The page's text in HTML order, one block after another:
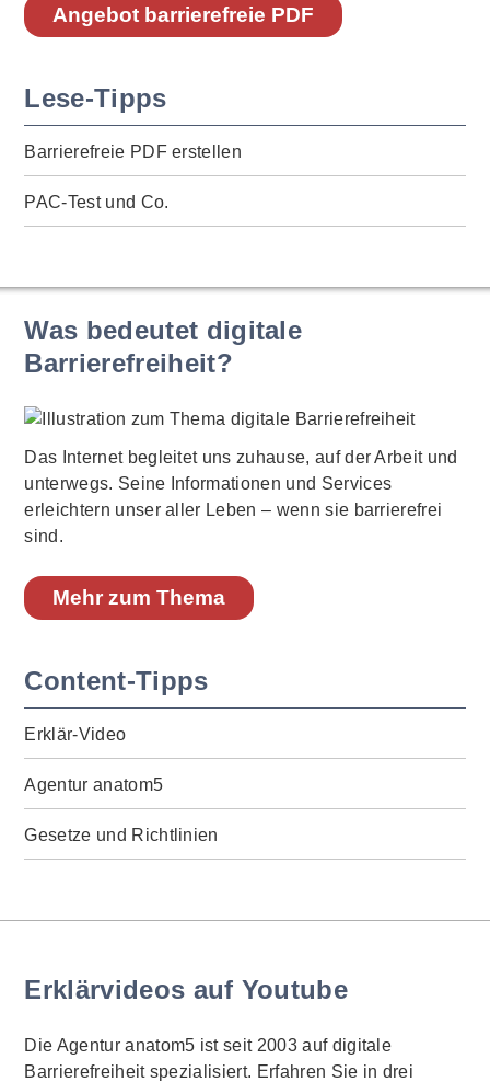
Angebot barrierefreie PDF
Lese-Tipps
Barrierefreie PDF erstellen
PAC-Test und Co.
Was bedeutet digitale
Barrierefreiheit?
Das Internet begleitet uns zuhause, auf der Arbeit und
unterwegs. Seine Informationen und Services
erleichtern unser aller Leben – wenn sie barrierefrei
sind.
Mehr zum Thema
Content-Tipps
Erklär-Video
Agentur anatom5
Gesetze und Richtlinien
Erklärvideos auf Youtube
Die Agentur anatom5 ist seit 2003 auf digitale
Barrierefreiheit spezialisiert. Erfahren Sie in drei